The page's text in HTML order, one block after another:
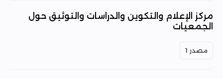
مركز الإعلام والتكوين والدراسات والتوثيق حول
الجمعيات
مصدر 1